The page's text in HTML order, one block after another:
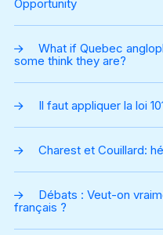
Opportunity
What if Quebec
some think they are?
Il faut appliquer la loi
Charest et Couillard:
Débats : Veut-on
français ?